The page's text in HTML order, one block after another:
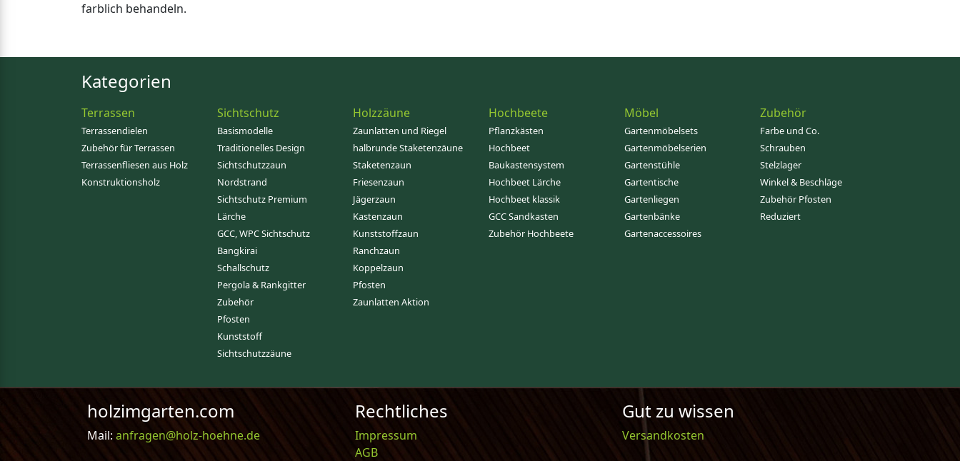
farblich behandeln.
Kategorien
Terrassen
Terrassendielen
Zubehör für Terrassen
Terrassenfliesen aus Holz
Konstruktionsholz
Sichtschutz
Basismodelle
Traditionelles Design
Sichtschutzzaun
Nordstrand
Sichtschutz Premium
Lärche
GCC, WPC Sichtschutz
Bangkirai
Schallschutz
Pergola & Rankgitter
Zubehör
Pfosten
Kunststoff
Sichtschutzzäune
Holzzäune
Zaunlatten und Riegel
halbrunde Staketenzäune
Staketenzaun
Friesenzaun
Jägerzaun
Kastenzaun
Kunststoffzaun
Ranchzaun
Koppelzaun
Pfosten
Zaunlatten Aktion
Hochbeete
Pflanzkästen
Hochbeet
Baukastensystem
Hochbeet Lärche
Hochbeet klassik
GCC Sandkasten
Zubehör Hochbeete
Möbel
Gartenmöbelsets
Gartenmöbelserien
Gartenstühle
Gartentische
Gartenliegen
Gartenbänke
Gartenaccessoires
Zubehör
Farbe und Co.
Schrauben
Stelzlager
Winkel & Beschläge
Zubehör Pfosten
Reduziert
holzimgarten.com
Mail: anfragen@holz-hoehne.de
Rechtliches
Impressum
AGB
Gut zu wissen
Versandkosten